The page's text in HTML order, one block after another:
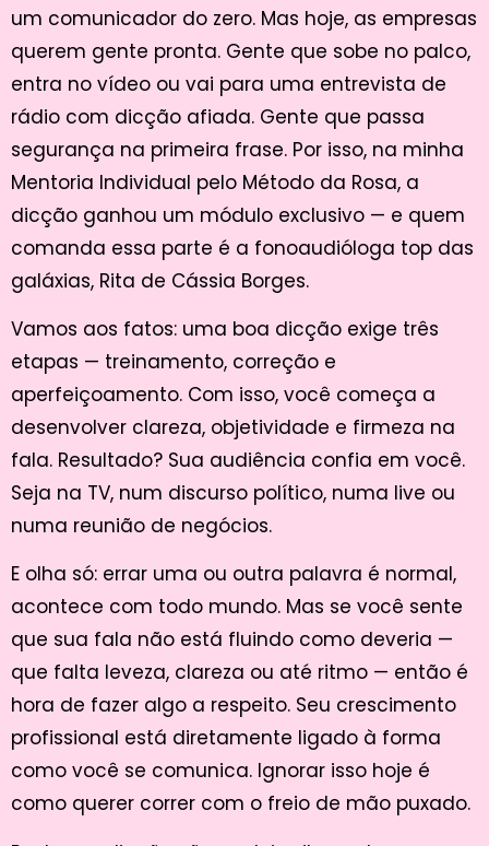
um comunicador do zero. Mas hoje, as empresas
querem gente pronta. Gente que sobe no palco,
entra no vídeo ou vai para uma entrevista de
rádio com dicção afiada. Gente que passa
segurança na primeira frase. Por isso, na minha
Mentoria Individual pelo Método da Rosa, a
dicção ganhou um módulo exclusivo — e quem
comanda essa parte é a fonoaudióloga top das
galáxias, Rita de Cássia Borges.
Vamos aos fatos: uma boa dicção exige três
etapas — treinamento, correção e
aperfeiçoamento. Com isso, você começa a
desenvolver clareza, objetividade e firmeza na
fala. Resultado? Sua audiência confia em você.
Seja na TV, num discurso político, numa live ou
numa reunião de negócios.
E olha só: errar uma ou outra palavra é normal,
acontece com todo mundo. Mas se você sente
que sua fala não está fluindo como deveria —
que falta leveza, clareza ou até ritmo — então é
hora de fazer algo a respeito. Seu crescimento
profissional está diretamente ligado à forma
como você se comunica. Ignorar isso hoje é
como querer correr com o freio de mão puxado.